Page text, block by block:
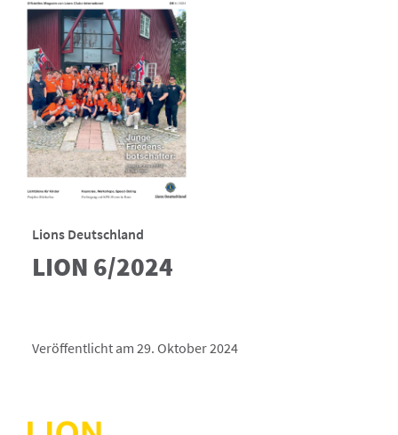
Lions Deutschland
LION 6/2024
Veröffentlicht am 29. Oktober 2024